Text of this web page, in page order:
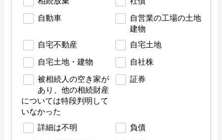
自動車
自営業の工場の土地
建物
自宅不動産
自宅土地
自宅土地・建物 自社株
被相続人の空き家が
あり、他の相続財産
については特段判明して
いなかった
証券
詳細は不明 負債